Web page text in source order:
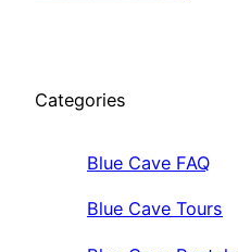
Categories
Blue Cave FAQ
Blue Cave Tours